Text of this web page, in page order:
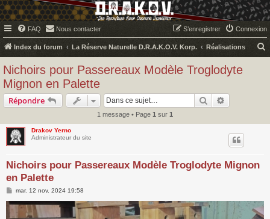
FAQ Nous contacter Connexion
S’enregistrer
Index du forum La Réserve Naturelle D.R.A.K.O.V. Korp. Réalisations
Nichoirs pour Passereaux Modèle Troglodyte
Mignon en Palette
Répondre Rechercher
1 message • Page 1 sur 1
Drakov Yerno
Administrateur du site
Nichoirs pour Passereaux Modèle Troglodyte Mignon
en Palette
M
s
mar. 12 nov. 2024 19:58